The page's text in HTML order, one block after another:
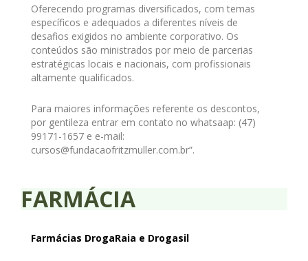
Oferecendo programas diversificados, com temas
específicos e adequados a diferentes níveis de
desafios exigidos no ambiente corporativo. Os
conteúdos são ministrados por meio de parcerias
estratégicas locais e nacionais, com profissionais
altamente qualificados.
Para maiores informações referente os descontos,
por gentileza entrar em contato no whatsaap: (47)
99171-1657 e e-mail:
cursos@fundacaofritzmuller.com.br”.
FARMÁCIA
Farmácias DrogaRaia e Drogasil